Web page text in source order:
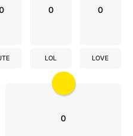
0
LOL
0
LOVE
0